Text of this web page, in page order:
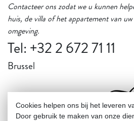
Contacteer ons zodat we u kunnen
huis, de villa of het appartement van
omgeving.
Tel: +32 2 672 71 11
Brussel
Cookies helpen ons bij het leveren
Door gebruik te maken van onze